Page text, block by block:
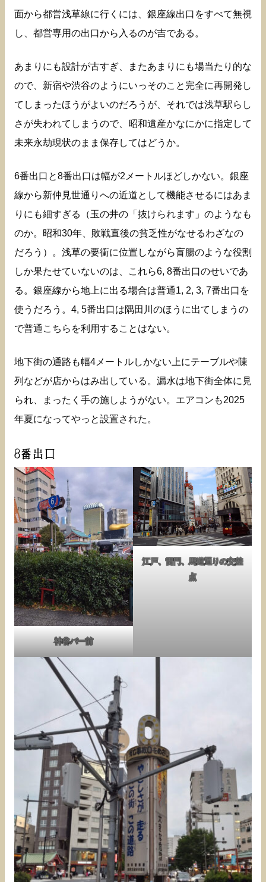
面から都営浅草線に行くには、銀座線出口をすべて無視
し、都営専用の出口から入るのが吉である。
あまりにも設計が古すぎ、またあまりにも場当たり的な
ので、新宿や渋谷のようにいっそのこと完全に再開発し
てしまったほうがよいのだろうが、それでは浅草駅らし
さが失われてしまうので、昭和遺産かなにかに指定して
未来永劫現状のまま保存してはどうか。
6番出口と8番出口は幅が2メートルほどしかない。銀座
線から新仲見世通りへの近道として機能させるにはあま
りにも細すぎる（玉の井の「抜けられます」のようなも
のか。昭和30年、敗戦直後の貧乏性がなせるわざなの
だろう）。浅草の要衝に位置しながら盲腸のような役割
しか果たせていないのは、これら6, 8番出口のせいであ
る。銀座線から地上に出る場合は普通1, 2, 3, 7番出口を
使うだろう。4, 5番出口は隅田川のほうに出てしまうの
で普通こちらを利用することはない。
地下街の通路も幅4メートルしかない上にテーブルや陳
列などが店からはみ出している。漏水は地下街全体に見
られ、まったく手の施しようがない。エアコンも2025
年夏になってやっと設置された。
8番出口
神谷バー前
江戸、雷門、馬道通りの交差
点